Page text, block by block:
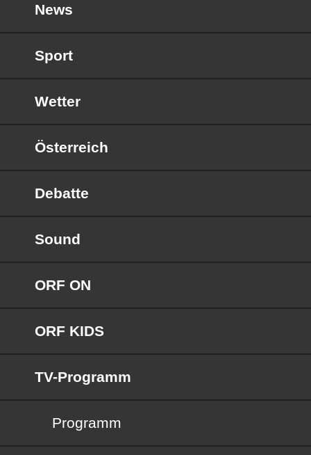
News
Sport
Wetter
Österreich
Debatte
Sound
ORF ON
ORF KIDS
TV-Programm
Programm